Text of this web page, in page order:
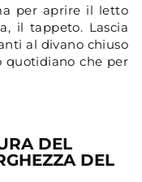
per aprire il letto
il tappeto. Lascia
al divano chiuso
quotidiano che per
DEL
DEL